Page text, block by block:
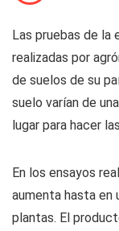
Las pruebas de
realizadas por
de suelos de su
suelo varían de
lugar para hacer
En los ensayos
aumenta hasta en
plantas. El